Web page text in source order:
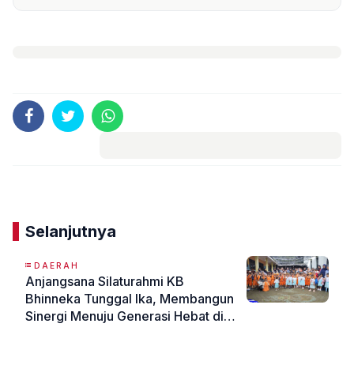
Selanjutnya
DAERAH
Anjangsana Silaturahmi KB
Bhinneka Tunggal Ika, Membangun
Sinergi Menuju Generasi Hebat di